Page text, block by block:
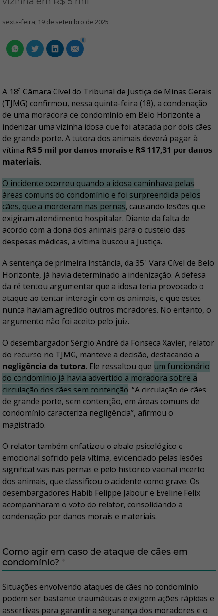
sexta-feira, 19 de setembro de 2025
0
A 18ª Câmara Cível do Tribunal de Justiça de Minas Gerais
(TJMG) confirmou, nessa quinta-feira (18), a condenação
de uma moradora de condomínio em Belo Horizonte a
indenizar uma vizinha idosa que foi atacada por dois cães
de grande porte. A tutora dos animais deverá pagar à
vítima R$ 5 mil por danos moraise R$ 117,31 por danos
materiais.
O incidente ocorreu quando a idosa caminhava pelas
áreas comuns do condomínio e foi surpreendida pelos
cães, que a morderam nas pernas, causando lesões que
exigiram atendimento hospitalar. Diante da falta de
acordo com a dona dos animais para o custeio das
despesas médicas, a vítima buscou a Justiça.
A sentença de primeira instância, da 35ª Vara Cível de Belo
Horizonte, já havia determinado a indenização. A defesa
da ré tentou argumentar que a idosa teria provocado o
ataque ao tentar interagir com os animais, e que estes
nunca haviam agredido outros moradores. No entanto, o
argumento não foi aceito pelo juiz.
O desembargador Sérgio André da Fonseca Xavier, relator
do recurso no TJMG, manteve a decisão, destacando a
negligência da tutora. Ele ressaltou que um funcionário
do condomínio já havia advertido a moradora sobre a
circulação dos cães sem contenção. “A circulação de cães
de grande porte, sem contenção, em áreas comuns de
condomínio caracteriza negligência”, afirmou o
magistrado.
O relator também enfatizou o abalo psicológico e
emocional sofrido pela vítima, evidenciado pelas lesões
significativas nas pernas e pelo histórico vacinal incerto
dos animais, que classificou o acidente como grave. Os
desembargadores Habib Felippe Jabour e Eveline Felix
acompanharam o voto do relator, consolidando a
condenação por danos morais e materiais.
Como agir em caso de ataque de cães em
condomínio?
Situações envolvendo ataques de cães no condomínio
podem ser bastante traumáticas e exigem ações rápidas e
assertivas para garantir a segurança dos moradores e o